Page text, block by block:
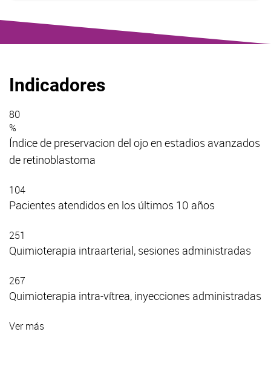
Indicadores
80
%
Índice de preservacion del ojo en estadios avanzados
de retinoblastoma
104
Pacientes atendidos en los últimos 10 años
251
Quimioterapia intraarterial, sesiones administradas
267
Quimioterapia intra-vítrea, inyecciones administradas
Ver más